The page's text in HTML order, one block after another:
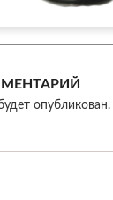
опубликован.